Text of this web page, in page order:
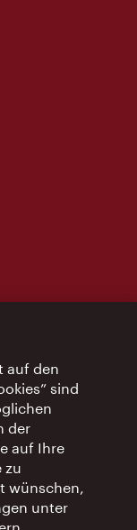
auf den
sind
der
auf Ihre
zu
wünschen,
unter